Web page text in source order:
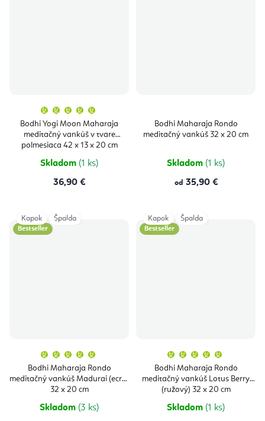
Bodhi Yogi Moon Maharaja
meditačný vankúš v tvare
polmesiaca 42 x 13 x 20 cm
produktu
je
5,0
z
5
Skladom (1 ks)
36,90 €
Bodhi Maharaja Rondo
meditačný vankúš 32 x 20 cm
Skladom (1 ks)
od 35,90 €
Bestseller
Bodhi Maharaja Rondo
meditačný vankúš Madurai (ecru)
32 x 20 cm
produktu
je
5,0
hviezdičiek.
Skladom (3 ks)
Kapok Špalda
Bestseller
Bodhi Maharaja Rondo
meditačný vankúš Lotus Berry
(ružový) 32 x 20 cm
produktu
je
5,0
z
5
Skladom (1 ks)
Kapok Špalda